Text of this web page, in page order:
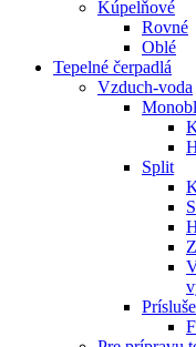
Kúpelňové
Rovné
Oblé
Tepelné čerpadlá
Vzduch-voda
Split